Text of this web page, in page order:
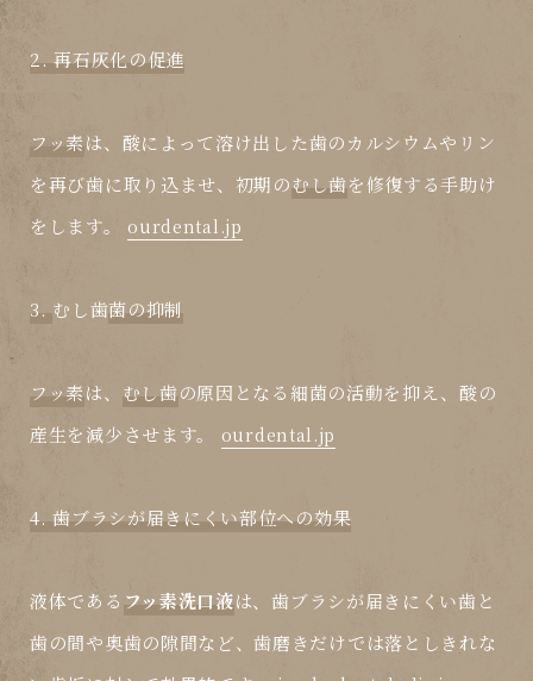
2. 再石灰化の促進
フッ素は、酸によって溶け出した歯のカルシウムやリン
を再び歯に取り込ませ、初期のむし歯を修復する手助け
をします。 ourdental.jp
3. むし歯菌の抑制
フッ素は、 むし歯の原因となる細菌の活動を抑え、酸の
産生を減少させます。 ourdental.jp
4. 歯ブラシが届きにくい部位への効果
液体である フッ素洗口液は、歯ブラシが届きにくい歯と
歯の間や奥歯の隙間など、歯磨きだけでは落としきれな